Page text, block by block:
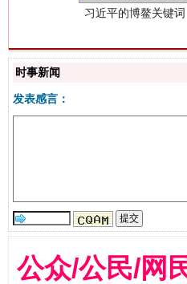
时事新闻
发表感言：
公众/公民/网